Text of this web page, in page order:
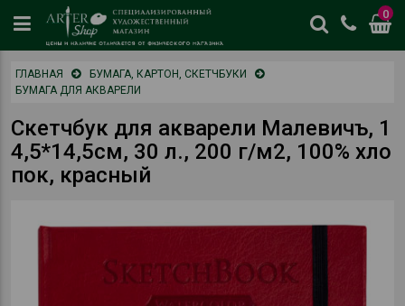
0
цены
от
ГЛАВНАЯ
БУМАГА, КАРТОН, СКЕТЧБУКИ
БУМАГА ДЛЯ АКВАРЕЛИ
Скетчбук для акварели Малевичъ, 1
4,5*14,5см, 30 л., 200 г/м2, 100% хло
пок, красный